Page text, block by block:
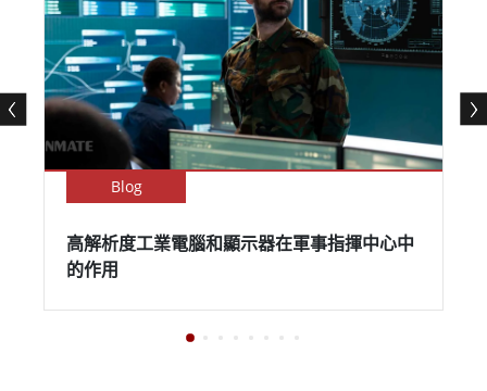
Blog
高解析度工業電腦和顯示器在軍事指揮中心中
的作用